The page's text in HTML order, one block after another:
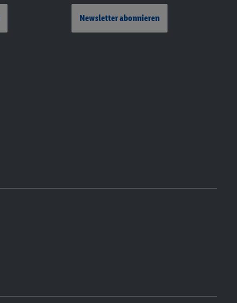
Newsletter abonnieren